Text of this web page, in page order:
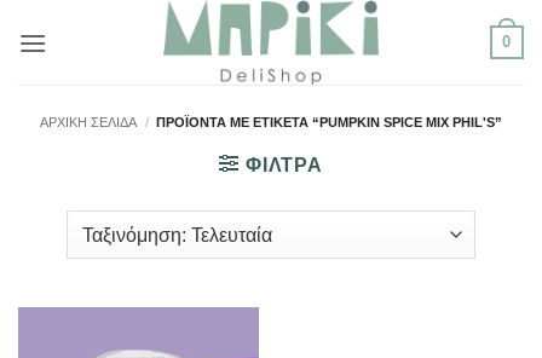
στο
0
ΑΡΧΙΚΉ ΣΕΛΊΔΑ / ΠΡΟΪΌΝΤΑ ΜΕ ΕΤΙΚΈΤΑ “PUMPKIN SPICE MIX PHIL'S”
ΦΙΛΤΡΑ